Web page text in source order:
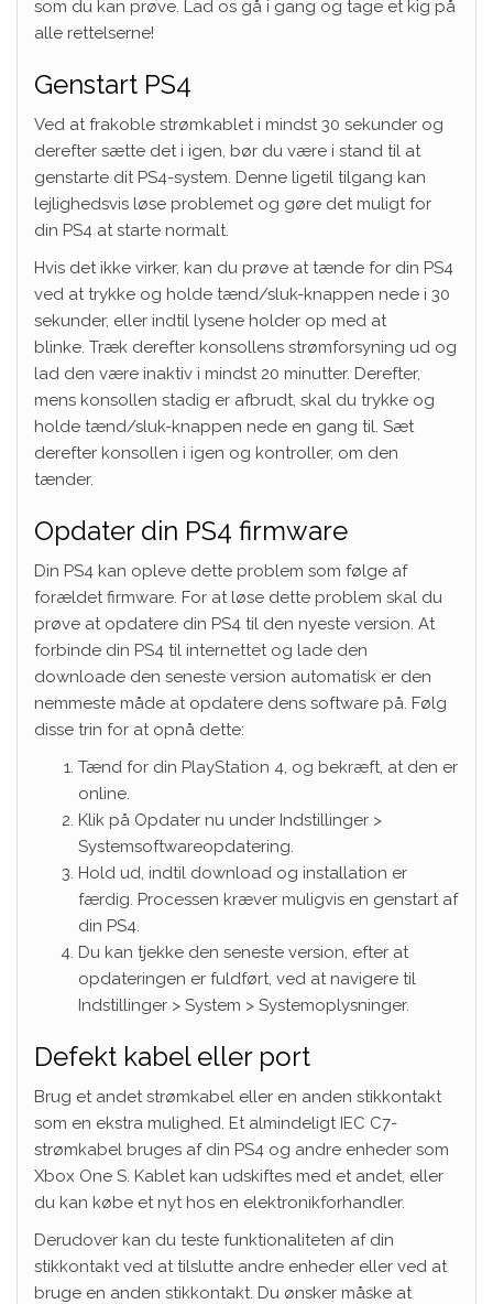
som du kan prøve. Lad os gå i gang og tage et kig på
alle rettelserne!
Genstart PS4
Ved at frakoble strømkablet i mindst 30 sekunder og
derefter sætte det i igen, bør du være i stand til at
genstarte dit PS4-system. Denne ligetil tilgang kan
lejlighedsvis løse problemet og gøre det muligt for
din PS4 at starte normalt.
Hvis det ikke virker, kan du prøve at tænde for din PS4
ved at trykke og holde tænd/sluk-knappen nede i 30
sekunder, eller indtil lysene holder op med at
blinke. Træk derefter konsollens strømforsyning ud og
lad den være inaktiv i mindst 20 minutter. Derefter,
mens konsollen stadig er afbrudt, skal du trykke og
holde tænd/sluk-knappen nede en gang til. Sæt
derefter konsollen i igen og kontroller, om den
tænder.
Opdater din PS4 firmware
Din PS4 kan opleve dette problem som følge af
forældet firmware. For at løse dette problem skal du
prøve at opdatere din PS4 til den nyeste version. At
forbinde din PS4 til internettet og lade den
downloade den seneste version automatisk er den
nemmeste måde at opdatere dens software på. Følg
disse trin for at opnå dette:
Tænd for din PlayStation 4, og bekræft, at den er
online.
Klik på Opdater nu under Indstillinger >
Systemsoftwareopdatering.
Hold ud, indtil download og installation er
færdig. Processen kræver muligvis en genstart af
din PS4.
Du kan tjekke den seneste version, efter at
opdateringen er fuldført, ved at navigere til
Indstillinger > System > Systemoplysninger.
Defekt kabel eller port
Brug et andet strømkabel eller en anden stikkontakt
som en ekstra mulighed. Et almindeligt IEC C7-
strømkabel bruges af din PS4 og andre enheder som
Xbox One S. Kablet kan udskiftes med et andet, eller
du kan købe et nyt hos en elektronikforhandler.
Derudover kan du teste funktionaliteten af ​​din
stikkontakt ved at tilslutte andre enheder eller ved at
bruge en anden stikkontakt. Du ønsker måske at